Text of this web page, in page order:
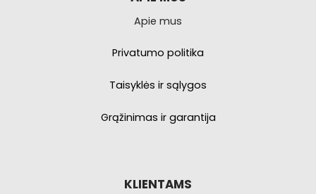
Apie mus
Privatumo politika
Taisyklės ir sąlygos
Grąžinimas ir garantija
KLIENTAMS